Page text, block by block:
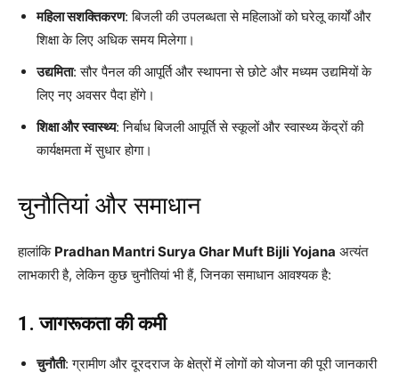
महिला सशक्तिकरण: बिजली की उपलब्धता से महिलाओं को घरेलू कार्यों और
शिक्षा के लिए अधिक समय मिलेगा।
उद्यमिता: सौर पैनल की आपूर्ति और स्थापना से छोटे और मध्यम उद्यमियों के
लिए नए अवसर पैदा होंगे।
शिक्षा और स्वास्थ्य: निर्बाध बिजली आपूर्ति से स्कूलों और स्वास्थ्य केंद्रों की
कार्यक्षमता में सुधार होगा।
चुनौतियां और समाधान
हालांकि Pradhan Mantri Surya Ghar Muft Bijli Yojana अत्यंत
लाभकारी है, लेकिन कुछ चुनौतियां भी हैं, जिनका समाधान आवश्यक है:
1. जागरूकता की कमी
चुनौती: ग्रामीण और दूरदराज के क्षेत्रों में लोगों को योजना की पूरी जानकारी